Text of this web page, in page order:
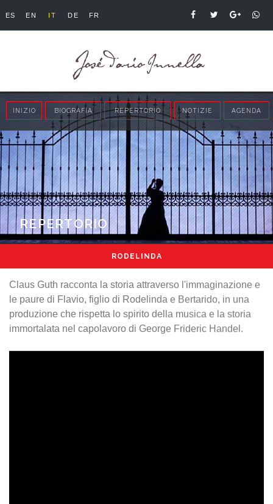
ES EN IT DE FR
INIZIO BIOGRAFIA REPERTORIO NOTIZIE AGENDA
REPERTORIO
RODELINDA
Claus Guth racconta la storia attraverso l'immaginazione e
le paure di Flavio, figlio di Rodelinda e Bertarido, in una
produzione che rispetta lo spirito della musica e la storia
immortalata nel capolavoro di George Frideric Handel.